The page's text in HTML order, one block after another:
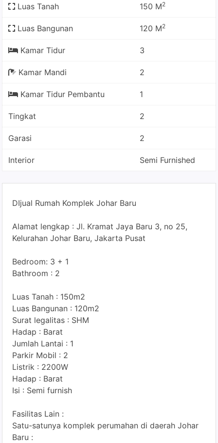
Luas Tanah 150 M2
Luas Bangunan 120 M2
Kamar Tidur 3
Kamar Mandi 2
Kamar Tidur Pembantu 1
Tingkat 2
Garasi 2
Interior Semi Furnished
DIjual Rumah Komplek Johar Baru
Alamat lengkap : Jl. Kramat Jaya Baru 3, no 25,
Kelurahan Johar Baru, Jakarta Pusat
Bedroom: 3 + 1
Bathroom : 2
Luas Tanah : 150m2
Luas Bangunan : 120m2
Surat legalitas : SHM
Hadap : Barat
Jumlah Lantai : 1
Parkir Mobil : 2
Listrik : 2200W
Hadap : Barat
Isi : Semi furnish
Fasilitas Lain :
Satu-satunya komplek perumahan di daerah Johar
Baru :